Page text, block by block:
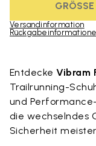
Versandinformation
EntdeckeVibram
Trailrunning-
und
die wechselndes
Sicherheit